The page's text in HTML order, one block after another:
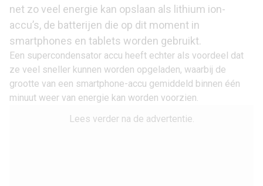
net zo veel energie kan opslaan als lithium ion-
accu’s, de batterijen die op dit moment in
smartphones en tablets worden gebruikt.
Een supercondensator accu heeft echter als voordeel dat
ze veel sneller kunnen worden opgeladen, waarbij de
grootte van een smartphone-accu gemiddeld binnen één
minuut weer van energie kan worden voorzien.
Lees verder na de advertentie.